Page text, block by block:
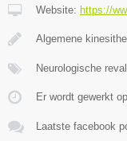
Website: https://
Algemene
Neurologische
Er wordt gewerkt
Laatste facebook